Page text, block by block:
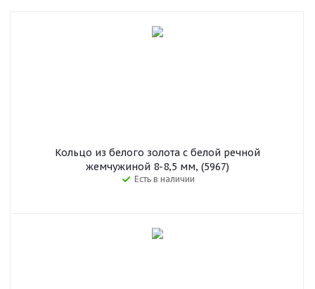
Кольцо из белого золота с белой речной
жемчужиной 8-8,5 мм, (5967)
Есть в наличии